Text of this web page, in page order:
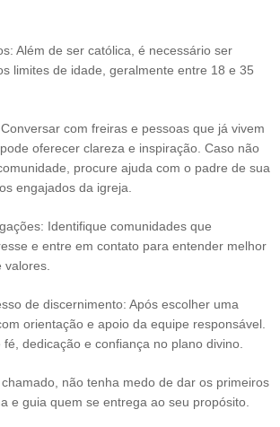
Além de ser católica, é necessário ser
limites de idade, geralmente entre 18 e 35
com freiras e pessoas que já vivem
oferecer clareza e inspiração. Caso não
procure ajuda com o padre de sua
engajados da igreja.
Identifique comunidades que
e entre em contato para entender melhor
de discernimento: Após escolher uma
orientação e apoio da equipe responsável.
dedicação e confiança no plano divino.
não tenha medo de dar os primeiros
e guia quem se entrega ao seu propósito.